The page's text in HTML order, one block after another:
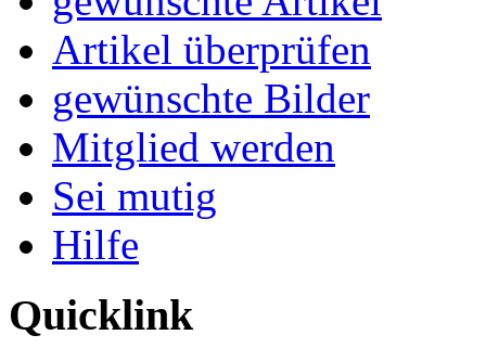
Artikel überprüfen
gewünschte Bilder
Mitglied werden
Sei mutig
Hilfe
Quicklink